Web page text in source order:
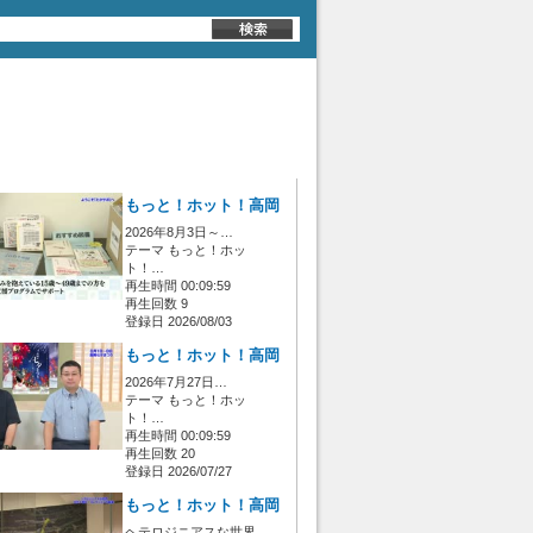
もっと！ホット！高岡
2026年8月3日～…
テーマ もっと！ホッ
ト！…
再生時間 00:09:59
再生回数 9
登録日 2026/08/03
もっと！ホット！高岡
2026年7月27日…
テーマ もっと！ホッ
ト！…
再生時間 00:09:59
再生回数 20
登録日 2026/07/27
もっと！ホット！高岡